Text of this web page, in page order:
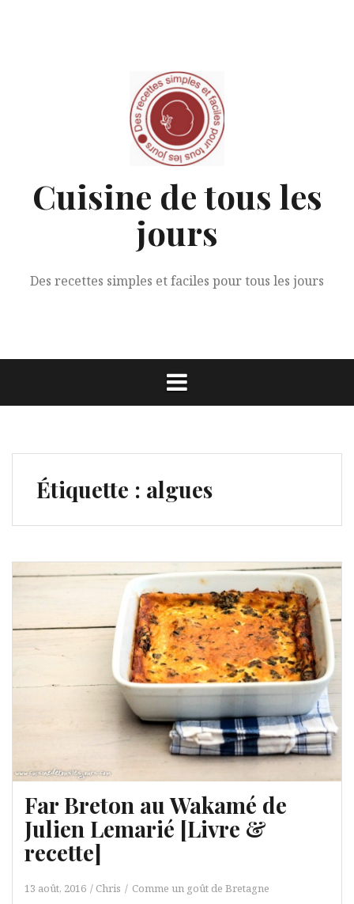
Cuisine de tous les
jours
Des recettes simples et faciles pour tous les jours
Étiquette : algues
Far Breton au Wakamé de
Julien Lemarié [Livre &
recette]
13 août, 2016 Chris Comme un goût de Bretagne